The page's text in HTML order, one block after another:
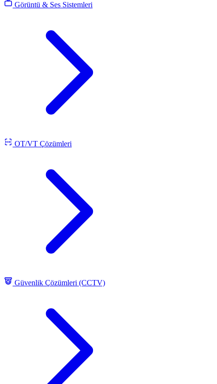
Görüntü & Ses Sistemleri
OT/VT Çözümleri
Güvenlik Çözümleri (CCTV)